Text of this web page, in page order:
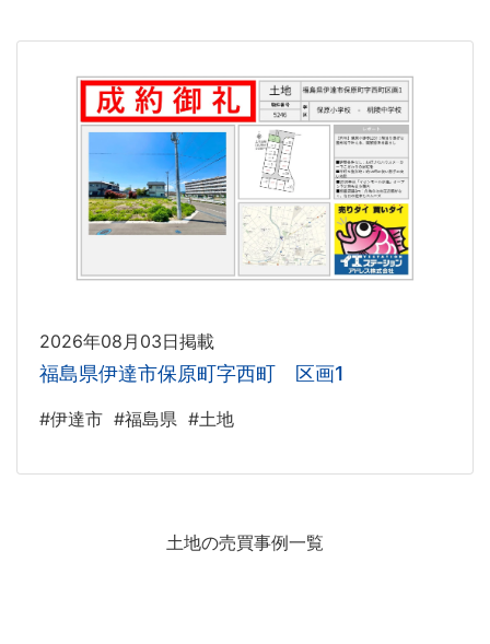
2026年08月03日掲載
福島県伊達市保原町字西町 区画1
#伊達市 #福島県 #土地
土地の売買事例一覧